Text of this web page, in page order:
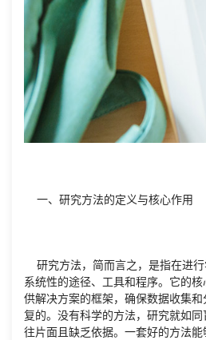
一、研究方法的定义与核心作用
研究方法，简而言之，是指在进
系统性的途径、工具和程序。它的
供解决方案的框架，确保数据收集
复的。没有科学的方法，研究就如
往片面且缺乏依据。一套好的方法